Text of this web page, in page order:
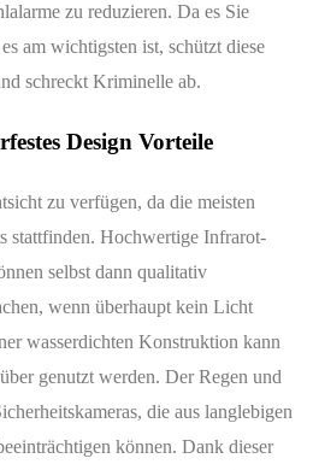
zu reduzieren. Da es Sie
am wichtigsten ist, schützt diese
schreckt Kriminelle ab.
Design Vorteile
zu verfügen, da die meisten
stattfinden. Hochwertige Infrarot-
selbst dann qualitativ
wenn überhaupt kein Licht
wasserdichten Konstruktion kann
genutzt werden. Der Regen und
die aus langlebigen
können. Dank dieser